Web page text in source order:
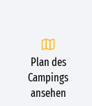
Plan des
Campings
ansehen